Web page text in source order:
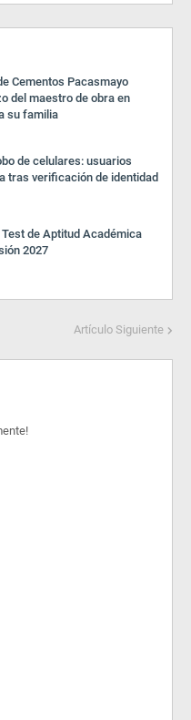
Cementos Pacasmayo
del maestro de obra en
su familia
de celulares: usuarios
tras verificación de identidad
Test de Aptitud Académica
2027
Artículo Siguiente